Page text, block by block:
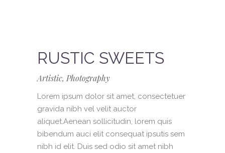
RUSTIC SWEETS
Artistic, Photography
Lorem ipsum dolor sit amet, consectetuer
gravida nibh vel velit auctor
aliquet.Aenean sollicitudin, lorem quis
bibendum auci elit consequat ipsutis sem
nibh id elit. Duis sed odio sit amet nibh